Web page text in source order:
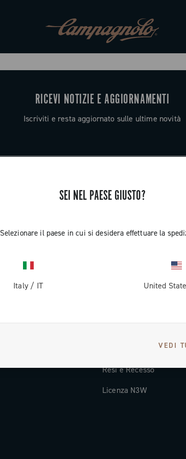
SEI NEL PAESE GIUSTO?
Selezionare il paese in cui si desidera effettuare la
Italy / IT United
VEDI
RICEVI NOTIZIE E AGGIORNAMENTI
Iscriviti e resta aggiornato sulle ultime novità
ASSISTENZA
Paesi e tempi di
Resi e Recesso
Licenza N3W